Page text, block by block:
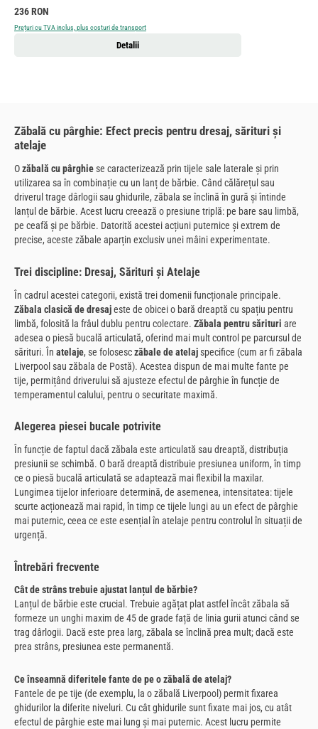
Preț obișnuit:
236 RON
Prețuri cu TVA inclus, plus costuri de transport
Detalii
Zăbală cu pârghie: Efect precis pentru dresaj, sărituri și
atelaje
Ozăbală cu pârghiese caracterizează prin tijele sale laterale și prin
utilizarea sa în combinație cu un lanț de bărbie. Când călărețul sau
driverul trage dârlogii sau ghidurile, zăbala se înclină în gură și întinde
lanțul de bărbie. Acest lucru creează o presiune triplă: pe bare sau limbă,
pe ceafă și pe bărbie. Datorită acestei acțiuni puternice și extrem de
precise, aceste zăbale aparțin exclusiv unei mâini experimentate.
Trei discipline: Dresaj, Sărituri și Atelaje
În cadrul acestei categorii, există trei domenii funcționale principale.
Zăbala clasică de dresajeste de obicei o bară dreaptă cu spațiu pentru
limbă, folosită la frâul dublu pentru colectare. Zăbala pentru sărituri are
adesea o piesă bucală articulată, oferind mai mult control pe parcursul de
sărituri. În atelaje, se folosesczăbale de atelajspecifice (cum ar fi zăbala
Liverpool sau zăbala de Postă). Acestea dispun de mai multe fante pe
tije, permițând driverului să ajusteze efectul de pârghie în funcție de
temperamentul calului, pentru o securitate maximă.
Alegerea piesei bucale potrivite
În funcție de faptul dacă zăbala este articulată sau dreaptă, distribuția
presiunii se schimbă. O bară dreaptă distribuie presiunea uniform, în timp
ce o piesă bucală articulată se adaptează mai flexibil la maxilar.
Lungimea tijelor inferioare determină, de asemenea, intensitatea: tijele
scurte acționează mai rapid, în timp ce tijele lungi au un efect de pârghie
mai puternic, ceea ce este esențial în atelaje pentru controlul în situații de
urgență.
Întrebări frecvente
Cât de strâns trebuie ajustat lanțul de bărbie?
Lanțul de bărbie este crucial. Trebuie agățat plat astfel încât zăbala să
formeze un unghi maxim de 45 de grade față de linia gurii atunci când se
trag dârlogii. Dacă este prea larg, zăbala se înclină prea mult; dacă este
prea strâns, presiunea este permanentă.
Ce înseamnă diferitele fante de pe o zăbală de atelaj?
Fantele de pe tije (de exemplu, la o zăbală Liverpool) permit fixarea
ghidurilor la diferite niveluri. Cu cât ghidurile sunt fixate mai jos, cu atât
efectul de pârghie este mai lung și mai puternic. Acest lucru permite